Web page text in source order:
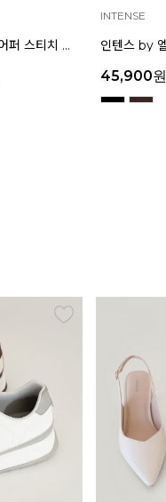
MAZZ
45,900원